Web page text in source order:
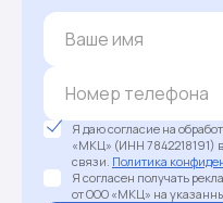
Я даю согласие на
«МКЦ» (ИНН 7842218191)
связи. Политика
Я согласен получать
от ООО «МКЦ» на